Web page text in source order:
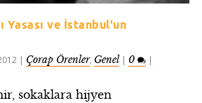
Yasası ve İstanbul'un
| Çorap Örenler, Genel | 0 |
sokaklara hijyen